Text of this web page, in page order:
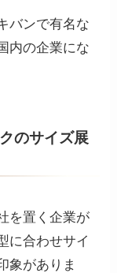
バンで有名な
内の企業にな
のサイズ展
を置く企業が
に合わせサイ
象がありま